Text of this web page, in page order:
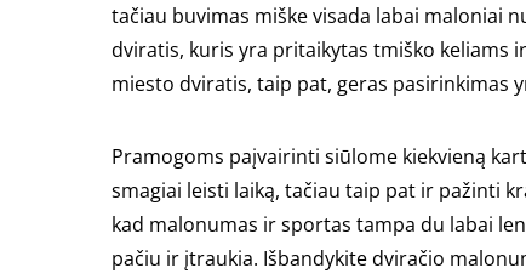
tačiau buvimas miške visada labai maloniai
dviratis, kuris yra pritaikytas tmiško keliams
miesto dviratis, taip pat, geras pasirinkimas
Pramogoms paįvairinti siūlome kiekvieną
smagiai leisti laiką, tačiau taip pat ir pažinti
kad malonumas ir sportas tampa du labai
pačiu ir įtraukia. Išbandykite dviračio